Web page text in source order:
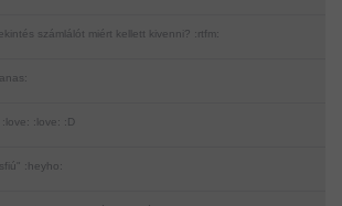
számlálót miért kellett kivenni? :rtfm:
:love: :love: :D
:heyho: